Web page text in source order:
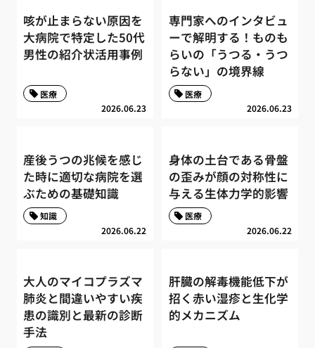
咳が止まらない原因を
大病院で特定した50代
男性の紹介状活用事例
2026.06.23
医療
専門家へのインタビュ
ーで解明する！ものも
らいの「うつる・うつ
らない」の境界線
2026.06.23
医療
産後うつの兆候を感じ
た時に適切な病院を選
ぶための基礎知識
2026.06.22
知識
身体の土台である骨盤
の歪みが顔の対称性に
与える生体力学的影響
2026.06.22
医療
大人のマイコプラズマ
肺炎と間違いやすい疾
患の識別と最新の診断
手法
肝臓の解毒機能低下が
招く赤い湿疹と生化学
的メカニズム